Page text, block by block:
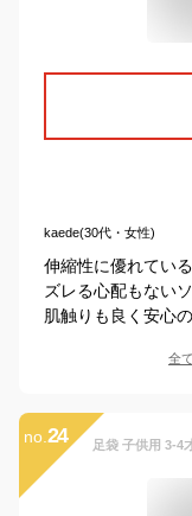
kaede(30代・女性)
伸縮性に優れてい
ズレる心配もない
肌触りも良く安心
全
no. 24